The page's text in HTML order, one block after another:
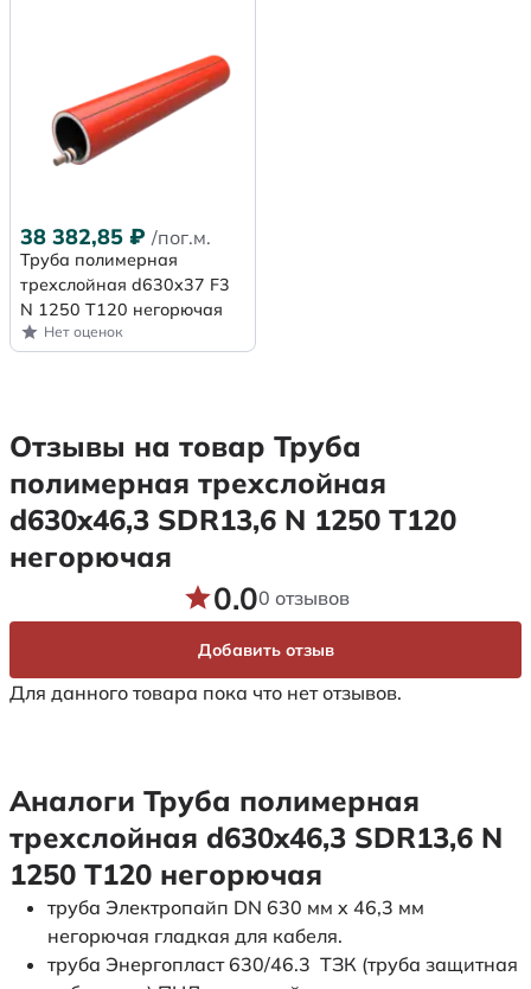
38 382,85 ₽ /пог.м.
Труба полимерная
трехслойная d630x37 F3
N 1250 Т120 негорючая
Нет оценок
Отзывы на товар Труба
полимерная трехслойная
d630x46,3 SDR13,6 N 1250 Т120
негорючая
Для данного товара пока что нет отзывов.
0.00 отзывов
Добавить отзыв
Аналоги Труба полимерная
трехслойная d630x46,3 SDR13,6 N
1250 Т120 негорючая
труба Электропайп DN 630 мм x 46,3 мм
негорючая гладкая для кабеля.
труба Энергопласт 630/46.3 ТЗК (труба защитная